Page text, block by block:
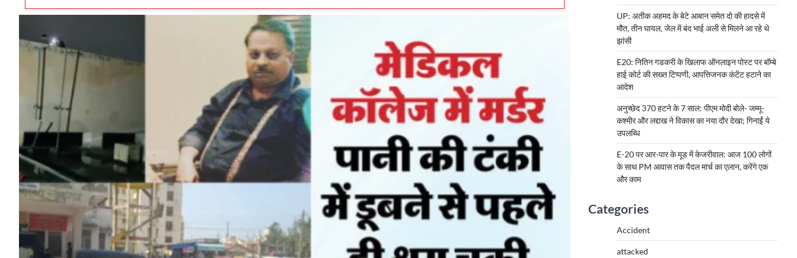
UP: अतीक अहमद के बेटे आबान समेत दो की हादसे में
मौत, तीन घायल, जेल में बंद भाई अली से मिलने आ रहे थे
झांसी
E20: नितिन गडकरी के खिलाफ ऑनलाइन पोस्ट पर बॉम्बे
हाई कोर्ट की सख्त टिप्पणी, आपत्तिजनक कंटेंट हटाने का
आदेश
अनुच्छेद 370 हटने के 7 साल: पीएम मोदी बोले- जम्मू-
कश्मीर और लद्दाख ने विकास का नया दौर देखा; गिनाईं ये
उपलब्धि
E-20 पर आर-पार के मूड में केजरीवाल: आज 100 लोगों
के साथ PM आवास तक पैदल मार्च का एलान, करेंगे एक
और काम
Categories
Accident
attacked